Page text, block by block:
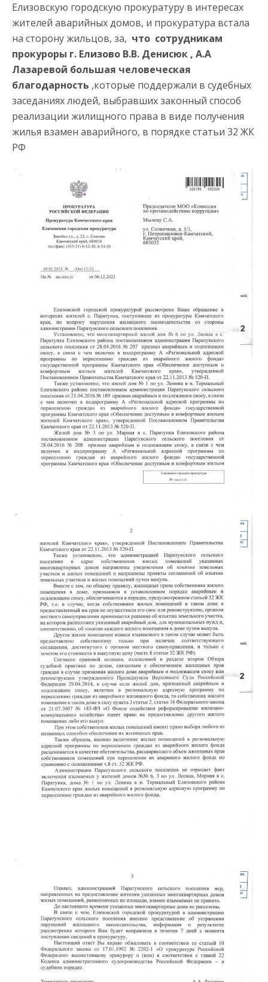
Елизовскую городскую прокуратуру в интересах
жителей аварийных домов, и прокуратура встала
на сторону жильцов, за, что сотрудникам
прокуроры г. Елизово В.В. Денисюк , А.А
Лазаревой большая человеческая
благодарность ,которые поддержали в судебных
заседаниях людей, выбравших законный способ
реализации жилищного права в виде получения
жилья взамен аварийного, в порядке статьи 32 ЖК
РФ